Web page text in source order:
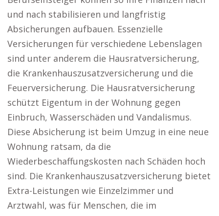
und nach stabilisieren und langfristig
Absicherungen aufbauen. Essenzielle
Versicherungen für verschiedene Lebenslagen
sind unter anderem die Hausratversicherung,
die Krankenhauszusatzversicherung und die
Feuerversicherung. Die Hausratversicherung
schützt Eigentum in der Wohnung gegen
Einbruch, Wasserschäden und Vandalismus.
Diese Absicherung ist beim Umzug in eine neue
Wohnung ratsam, da die
Wiederbeschaffungskosten nach Schäden hoch
sind. Die Krankenhauszusatzversicherung bietet
Extra-Leistungen wie Einzelzimmer und
Arztwahl, was für Menschen, die im